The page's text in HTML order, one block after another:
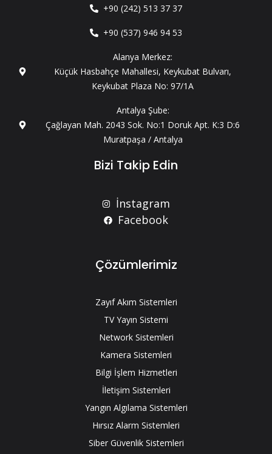
+90 (242) 513 37 37
+90 (537) 946 94 53
Alanya Merkez:
Küçük Hasbahçe Mahallesi, Keykubat Bulvarı,
Keykubat Plaza No: 97/1A
Antalya Şube:
Çağlayan Mah. 2043 Sok. No:1 Doruk Apt. K:3 D:6
Muratpaşa / Antalya
Bizi Takip Edin
İnstagram
Facebook
Çözümlerimiz
Zayıf Akım Sistemleri
TV Yayın Sistemi
Network Sistemleri
Kamera Sistemleri
Bilgi İşlem Hizmetleri
İletişim Sistemleri
Yangın Algılama Sistemleri
Hırsız Alarm Sistemleri
Siber Güvenlik Sistemleri